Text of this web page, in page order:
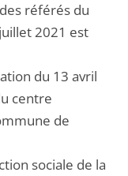
référés du
2021 est
du 13 avril
centre
de
sociale de la